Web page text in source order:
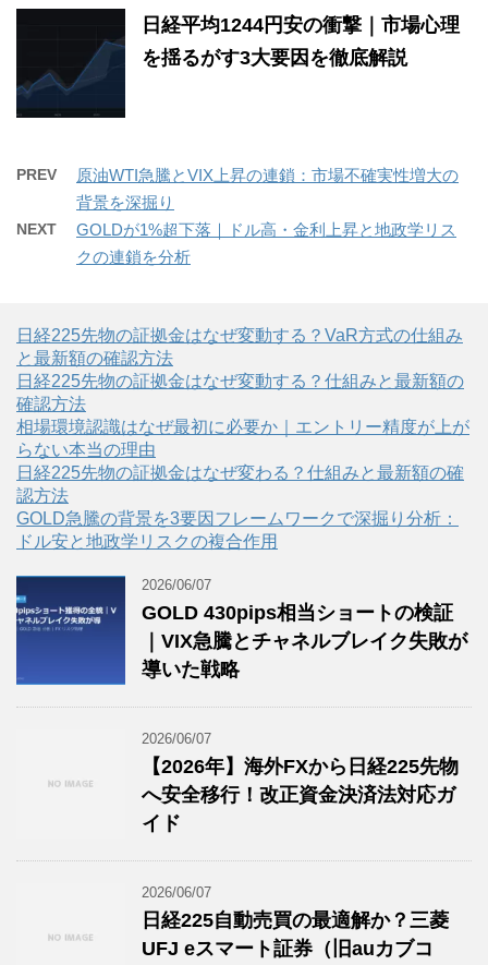
日経平均1244円安の衝撃｜市場心理
を揺るがす3大要因を徹底解説
PREV
原油WTI急騰とVIX上昇の連鎖：市場不確実性増大の
背景を深掘り
NEXT
GOLDが1%超下落｜ドル高・金利上昇と地政学リス
クの連鎖を分析
日経225先物の証拠金はなぜ変動する？VaR方式の仕組み
と最新額の確認方法
日経225先物の証拠金はなぜ変動する？仕組みと最新額の
確認方法
相場環境認識はなぜ最初に必要か｜エントリー精度が上が
らない本当の理由
日経225先物の証拠金はなぜ変わる？仕組みと最新額の確
認方法
GOLD急騰の背景を3要因フレームワークで深掘り分析：
ドル安と地政学リスクの複合作用
2026/06/07
GOLD 430pips相当ショートの検証
｜VIX急騰とチャネルブレイク失敗が
導いた戦略
2026/06/07
【2026年】海外FXから日経225先物
へ安全移行！改正資金決済法対応ガ
イド
2026/06/07
日経225自動売買の最適解か？三菱
UFJ eスマート証券（旧auカブコ